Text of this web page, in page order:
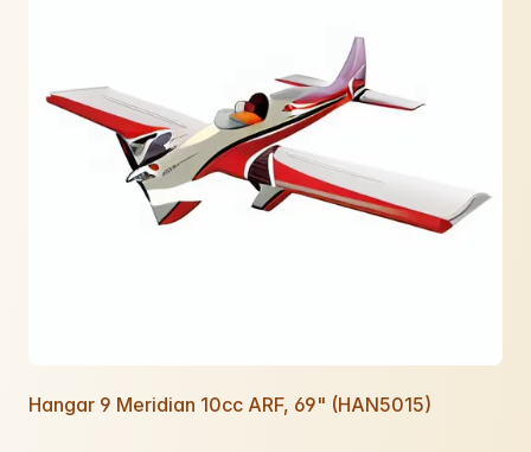
Hangar 9 Meridian 10cc ARF, 69" (HAN5015)